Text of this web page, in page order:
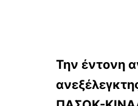
Την έντονη